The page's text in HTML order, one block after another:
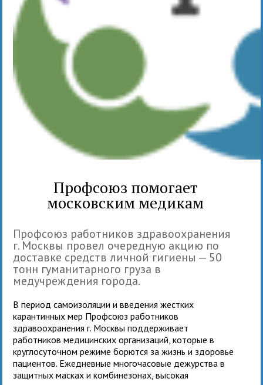
Профсоюз помогает
московским медикам
Профсоюз работников здравоохранения
г. Москвы провел очередную акцию по
доставке средств личной гигиены — 50
тонн гуманитарного груза в
медучреждения города.
В период самоизоляции и введения жестких
карантинных мер Профсоюз работников
здравоохранения г. Москвы поддерживает
работников медицинских организаций, которые в
круглосуточном режиме борются за жизнь и здоровье
пациентов. Ежедневные многочасовые дежурства в
защитных масках и комбинезонах, высокая